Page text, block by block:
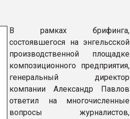
В рамках брифинга,
состоявшегося на энгельсской
производственной площадке
композиционного предприятия,
генеральный директор
компании Александр Павлов
ответил на многочисленные
вопросы журналистов,